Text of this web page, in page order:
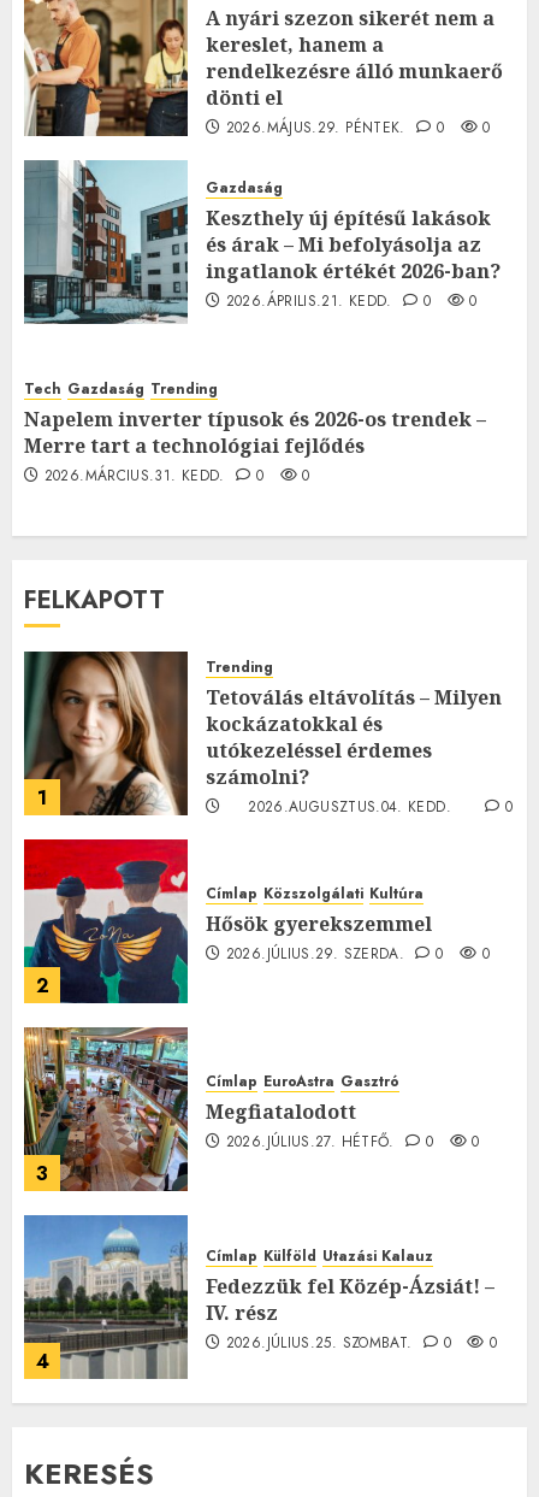
A nyári szezon sikerét nem a
kereslet, hanem a
rendelkezésre álló munkaerő
dönti el
2026.MÁJUS.29. PÉNTEK. 0 0
Gazdaság
Keszthely új építésű lakások
és árak – Mi befolyásolja az
ingatlanok értékét 2026-ban?
2026.ÁPRILIS.21. KEDD. 0 0
Tech Gazdaság Trending
Napelem inverter típusok és 2026-os trendek –
Merre tart a technológiai fejlődés
2026.MÁRCIUS.31. KEDD. 0 0
FELKAPOTT
1
Trending
Tetoválás eltávolítás – Milyen
kockázatokkal és
utókezeléssel érdemes
számolni?
2026.AUGUSZTUS.04. KEDD.
0
2
Címlap Közszolgálati Kultúra
Hősök gyerekszemmel
2026.JÚLIUS.29. SZERDA. 0 0
3
Címlap EuroAstra Gasztró
Megfiatalodott
2026.JÚLIUS.27. HÉTFŐ. 0 0
4
Címlap Külföld Utazási Kalauz
Fedezzük fel Közép-Ázsiát! –
IV. rész
2026.JÚLIUS.25. SZOMBAT. 0 0
KERESÉS